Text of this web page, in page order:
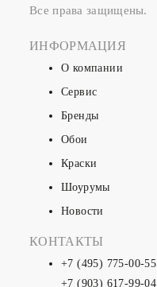
Все права защищены.
ИНФОРМАЦИЯ
О компании
Сервис
Бренды
Обои
Краски
Шоурумы
Новости
КОНТАКТЫ
+7 (495) 775-00-55
+7 (903) 617-99-04